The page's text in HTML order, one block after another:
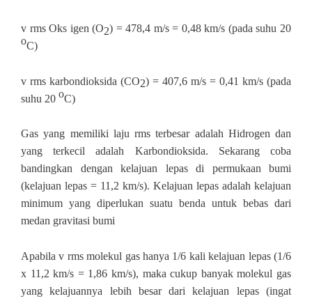
v rms Oks igen (O2) = 478,4 m/s = 0,48 km/s (pada suhu 20
oC)
v rms karbondioksida (CO2) = 407,6 m/s = 0,41 km/s (pada
suhu 20 oC)
Gas yang memiliki laju rms terbesar adalah Hidrogen dan
yang terkecil adalah Karbondioksida. Sekarang coba
bandingkan dengan kelajuan lepas di permukaan bumi
(kelajuan lepas = 11,2 km/s). Kelajuan lepas adalah kelajuan
minimum yang diperlukan suatu benda untuk bebas dari
medan gravitasi bumi
Apabila v rms molekul gas hanya 1/6 kali kelajuan lepas (1/6
x 11,2 km/s = 1,86 km/s), maka cukup banyak molekul gas
yang kelajuannya lebih besar dari kelajuan lepas (ingat